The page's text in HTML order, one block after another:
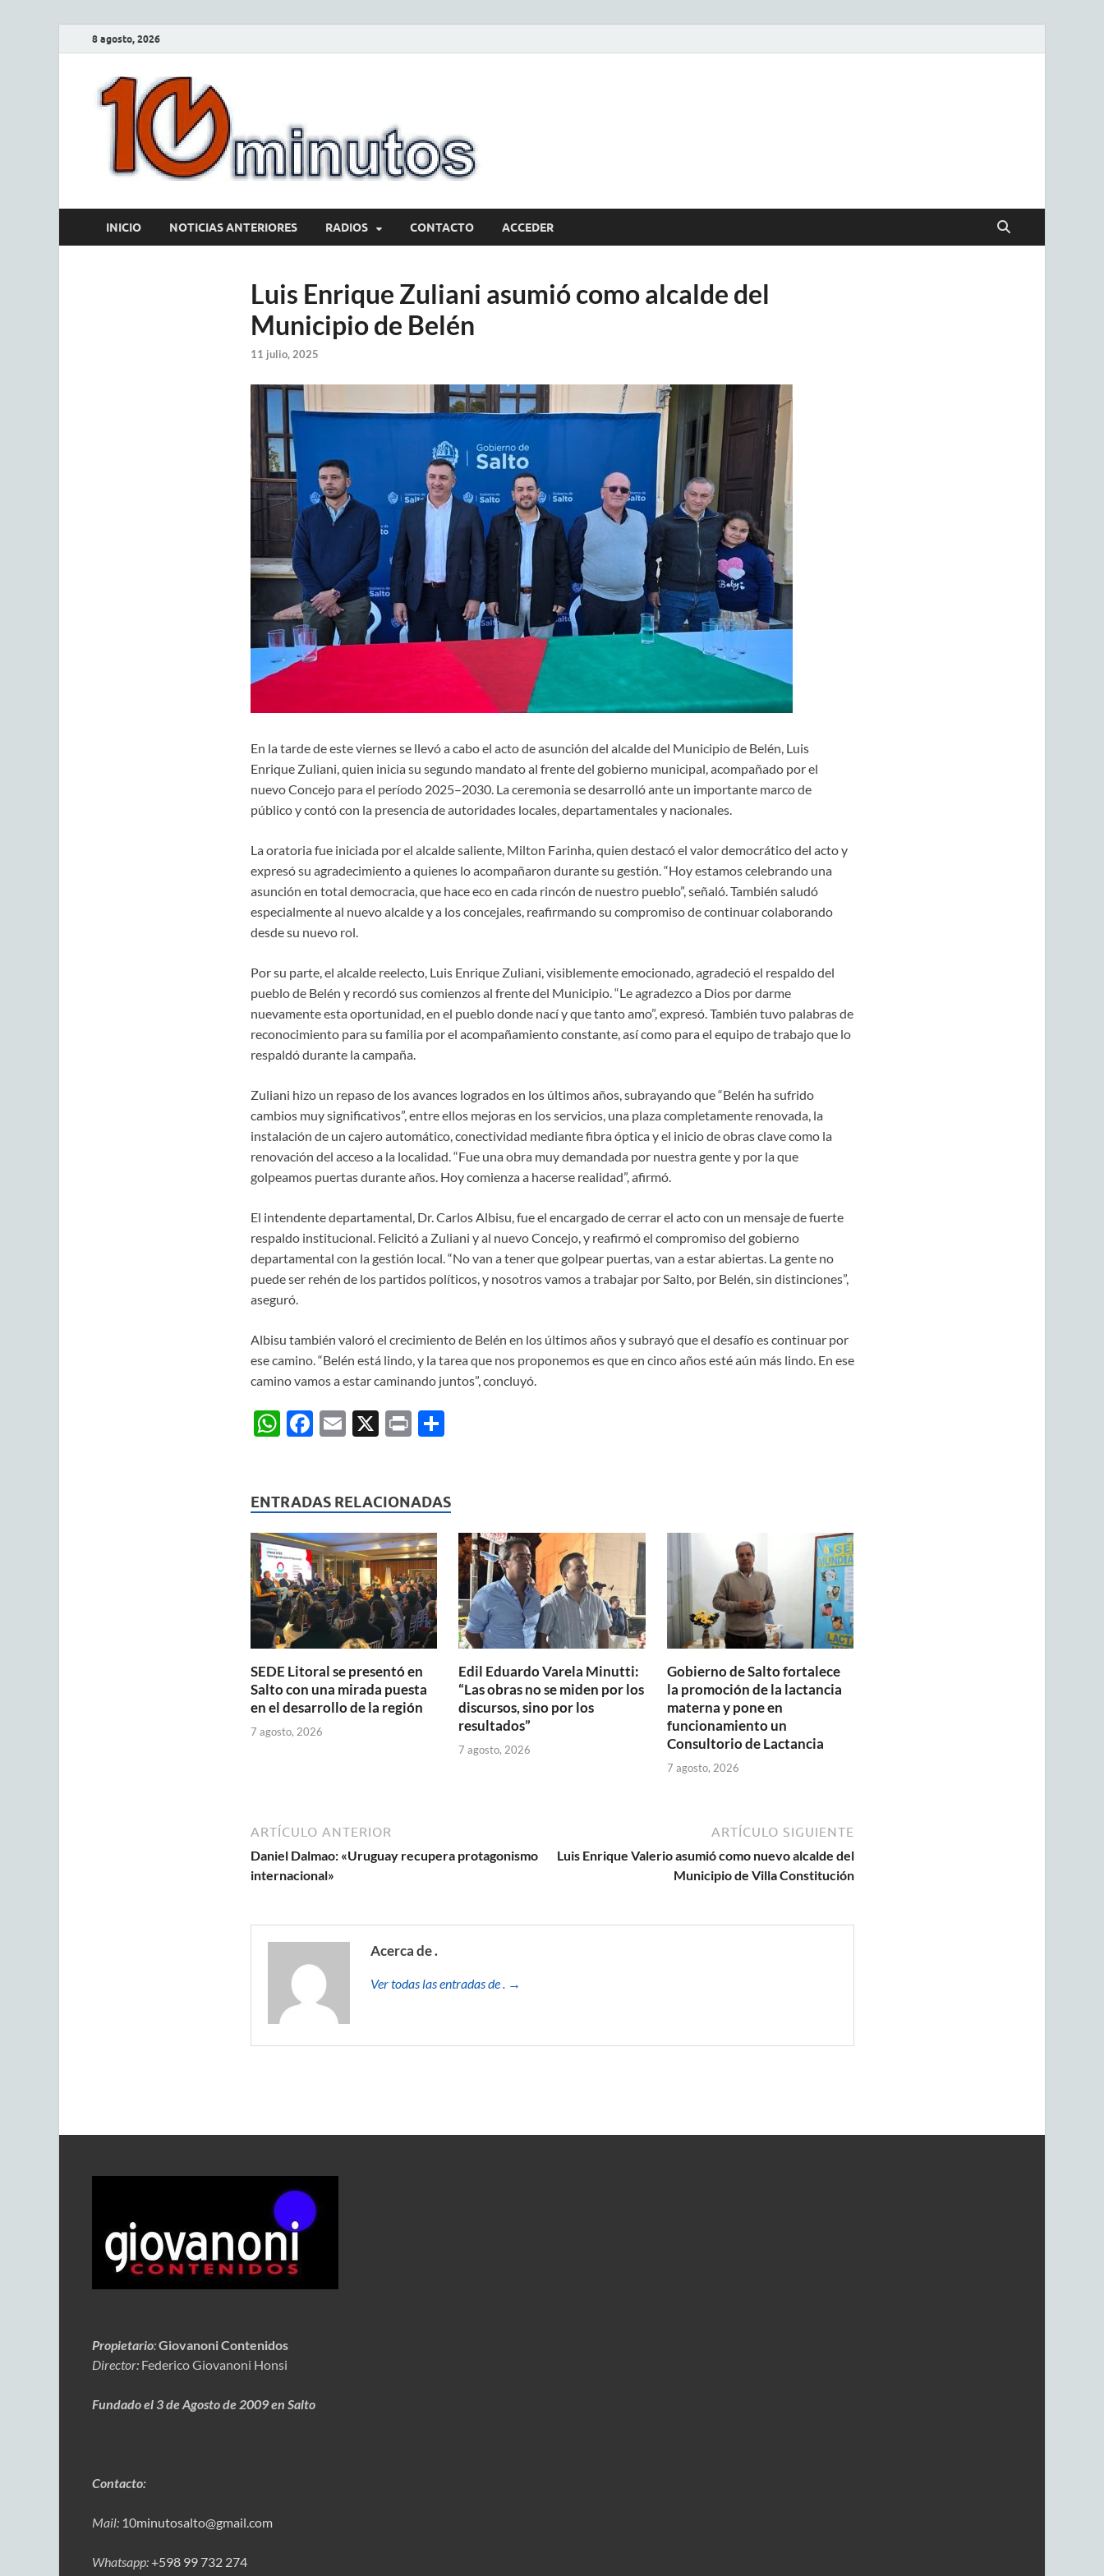
8 agosto, 2026
INICIO NOTICIAS ANTERIORES RADIOS CONTACTO ACCEDER
Luis Enrique Zuliani asumió como alcalde del
Municipio de Belén
11 julio, 2025
En la tarde de este viernes se llevó a cabo el acto de asunción del alcalde del Municipio de Belén, Luis
Enrique Zuliani, quien inicia su segundo mandato al frente del gobierno municipal, acompañado por el
nuevo Concejo para el período 2025–2030. La ceremonia se desarrolló ante un importante marco de
público y contó con la presencia de autoridades locales, departamentales y nacionales.
La oratoria fue iniciada por el alcalde saliente, Milton Farinha, quien destacó el valor democrático del acto y
expresó su agradecimiento a quienes lo acompañaron durante su gestión. “Hoy estamos celebrando una
asunción en total democracia, que hace eco en cada rincón de nuestro pueblo”, señaló. También saludó
especialmente al nuevo alcalde y a los concejales, reafirmando su compromiso de continuar colaborando
desde su nuevo rol.
Por su parte, el alcalde reelecto, Luis Enrique Zuliani, visiblemente emocionado, agradeció el respaldo del
pueblo de Belén y recordó sus comienzos al frente del Municipio. “Le agradezco a Dios por darme
nuevamente esta oportunidad, en el pueblo donde nací y que tanto amo”, expresó. También tuvo palabras de
reconocimiento para su familia por el acompañamiento constante, así como para el equipo de trabajo que lo
respaldó durante la campaña.
Zuliani hizo un repaso de los avances logrados en los últimos años, subrayando que “Belén ha sufrido
cambios muy significativos”, entre ellos mejoras en los servicios, una plaza completamente renovada, la
instalación de un cajero automático, conectividad mediante fibra óptica y el inicio de obras clave como la
renovación del acceso a la localidad. “Fue una obra muy demandada por nuestra gente y por la que
golpeamos puertas durante años. Hoy comienza a hacerse realidad”, afirmó.
El intendente departamental, Dr. Carlos Albisu, fue el encargado de cerrar el acto con un mensaje de fuerte
respaldo institucional. Felicitó a Zuliani y al nuevo Concejo, y reafirmó el compromiso del gobierno
departamental con la gestión local. “No van a tener que golpear puertas, van a estar abiertas. La gente no
puede ser rehén de los partidos políticos, y nosotros vamos a trabajar por Salto, por Belén, sin distinciones”,
aseguró.
Albisu también valoró el crecimiento de Belén en los últimos años y subrayó que el desafío es continuar por
ese camino. “Belén está lindo, y la tarea que nos proponemos es que en cinco años esté aún más lindo. En ese
camino vamos a estar caminando juntos”, concluyó.
W
s
A
p
p
F
b
o
o
k
E X P C
p
ar
ti
ENTRADAS RELACIONADAS
SEDE Litoral se presentó en
Salto con una mirada puesta
en el desarrollo de la región
7 agosto, 2026
Edil Eduardo Varela Minutti:
“Las obras no se miden por los
discursos, sino por los
resultados”
7 agosto, 2026
Gobierno de Salto fortalece
la promoción de la lactancia
materna y pone en
funcionamiento un
Consultorio de Lactancia
7 agosto, 2026
ARTÍCULO ANTERIOR
Daniel Dalmao: «Uruguay recupera protagonismo
internacional»
ARTÍCULO SIGUIENTE
Luis Enrique Valerio asumió como nuevo alcalde del
Municipio de Villa Constitución
Acerca de .
Ver todas las entradas de . →
Propietario:Giovanoni Contenidos
Director: Federico Giovanoni Honsi
Fundado el 3 de Agosto de 2009 en Salto
Contacto:
Mail: 10minutosalto@gmail.com
Whatsapp:+598 99 732 274